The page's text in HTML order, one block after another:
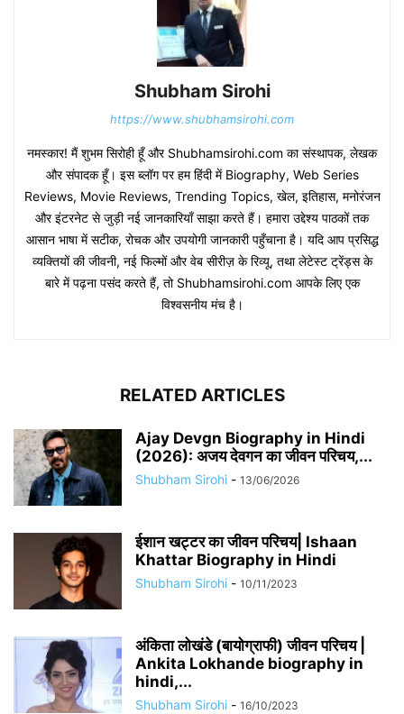
Shubham Sirohi
https://www.shubhamsirohi.com
नमस्कार! मैं शुभम सिरोही हूँ और Shubhamsirohi.com का संस्थापक, लेखक
और संपादक हूँ। इस ब्लॉग पर हम हिंदी में Biography, Web Series
Reviews, Movie Reviews, Trending Topics, खेल, इतिहास, मनोरंजन
और इंटरनेट से जुड़ी नई जानकारियाँ साझा करते हैं। हमारा उद्देश्य पाठकों तक
आसान भाषा में सटीक, रोचक और उपयोगी जानकारी पहुँचाना है। यदि आप प्रसिद्ध
व्यक्तियों की जीवनी, नई फिल्मों और वेब सीरीज़ के रिव्यू, तथा लेटेस्ट ट्रेंड्स के
बारे में पढ़ना पसंद करते हैं, तो Shubhamsirohi.com आपके लिए एक
विश्वसनीय मंच है।
RELATED ARTICLES
Ajay Devgn Biography in Hindi
(2026): अजय देवगन का जीवन परिचय,...
Shubham Sirohi - 13/06/2026
​​ईशान खट्टर का जीवन परिचय| Ishaan
Khattar Biography in Hindi
Shubham Sirohi - 10/11/2023
अंकिता लोखंडे (बायोग्राफी) जीवन परिचय |
Ankita Lokhande biography in
hindi,...
Shubham Sirohi - 16/10/2023